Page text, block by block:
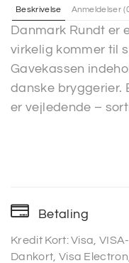
Beskrivelse Anmeldelser
Danmark Rundt er
virkelig kommer til
Gavekassen
danske
er vejledende –
Betaling
Kredit Kort: Visa,
Dankort, Visa